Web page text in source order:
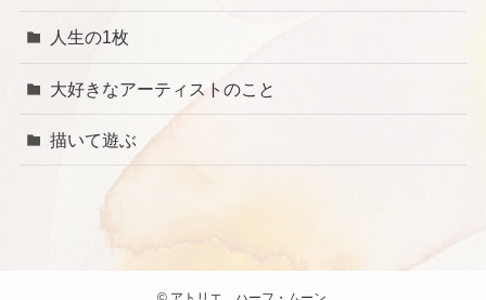
人生の1枚
大好きなアーティストのこと
描いて遊ぶ